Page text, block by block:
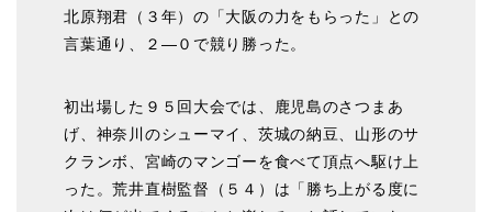
北原翔君（３年）の「大阪の力をもらった」との
言葉通り、２―０で競り勝った。
初出場した９５回大会では、鹿児島のさつまあ
げ、神奈川のシューマイ、茨城の納豆、山形のサ
クランボ、宮崎のマンゴーを食べて頂点へ駆け上
った。荒井直樹監督（５４）は「勝ち上がる度に